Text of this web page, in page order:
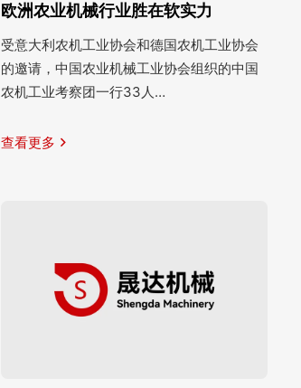
欧洲农业机械行业胜在软实力
受意大利农机工业协会和德国农机工业协会
的邀请，中国农业机械工业协会组织的中国
农机工业考察团一行33人…
查看更多